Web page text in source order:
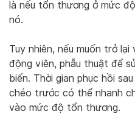
là nếu tổn thương ở mức
nó.
Tuy nhiên, nếu muốn trở
động viên, phẫu thuật để
biến. Thời gian phục hồi
chéo trước có thể nhanh
vào mức độ tổn thương.